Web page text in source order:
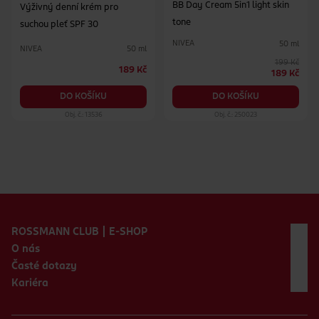
Výživný denní krém pro
suchou pleť SPF 30
NIVEA 50 ml
189 Kč
DO KOŠÍKU
BB Day Cream 5in1 light skin
tone
NIVEA 50 ml
199 Kč
189 Kč
DO KOŠÍKU
Obj. č.: 250023
ROSSMANN CLUB | E-SHOP
O nás
Časté dotazy
Kariéra